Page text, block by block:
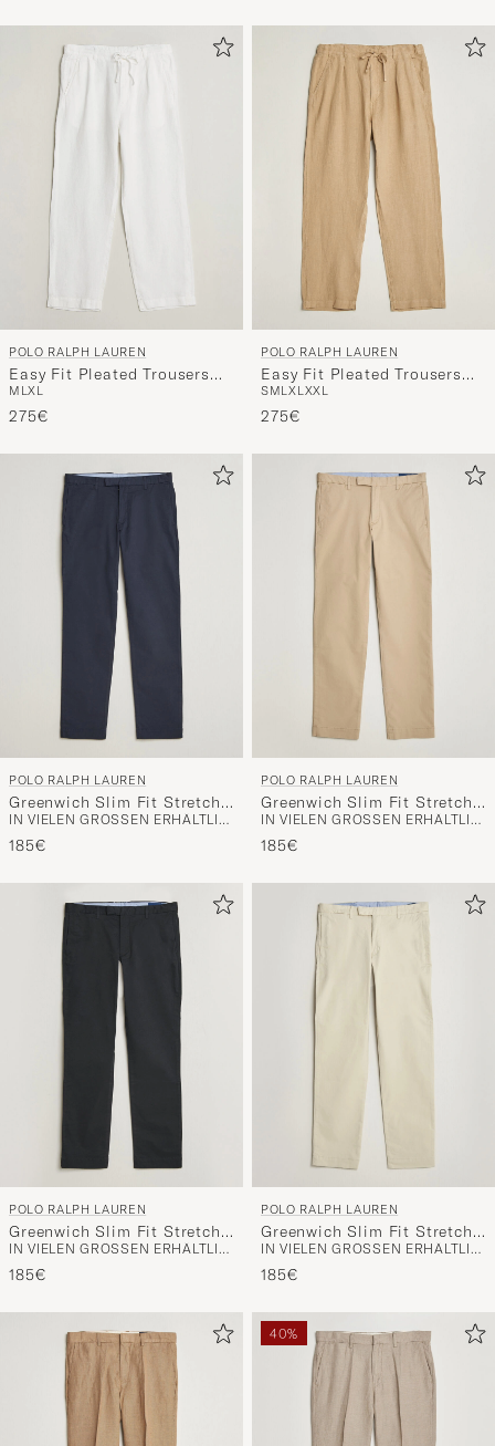
Ihrem
Stil
POLO RALPH LAUREN
Easy Fit Pleated Trousers
Ceramic White
M LXL
275€
POLO RALPH LAUREN
Easy Fit Pleated Trousers
Coastal Beige
SMLXLXXL
275€
POLO RALPH LAUREN
Greenwich Slim Fit Stretch
Chinos Aviator Navy
IN VIELEN GRÖSSEN ERHÄLTLICH
185€
POLO RALPH LAUREN
Greenwich Slim Fit Stretch
Chinos Classic Khaki
IN VIELEN GRÖSSEN ERHÄLTLICH
185€
POLO RALPH LAUREN
Greenwich Slim Fit Stretch
Chinos Black
IN VIELEN GRÖSSEN ERHÄLTLICH
185€
POLO RALPH LAUREN
Greenwich Slim Fit Stretch
Chinos Basic Sand
IN VIELEN GRÖSSEN ERHÄLTLICH
185€
40%